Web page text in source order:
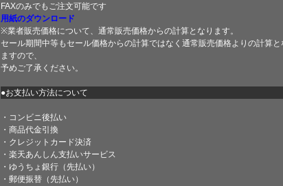
FAXのみでもご注文可能です
用紙のダウンロード
※業者販売価格について、通常販売価格からの計算となります。
セール期間中等もセール価格からの計算ではなく通常販売価格よりの計算と
ますので、
予めご了承ください。
●お支払い方法について
・コンビニ後払い
・商品代金引換
・クレジットカード決済
・楽天あんしん支払いサービス
・ゆうちょ銀行（先払い）
・郵便振替（先払い）